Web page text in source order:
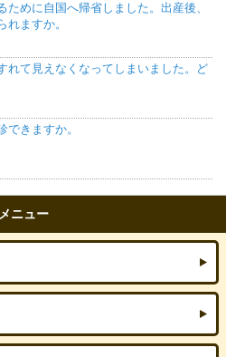
ために自国へ帰省しました。出産後、
れますか。
れて見えなくなってしまいました。ど
できますか。
メニュー